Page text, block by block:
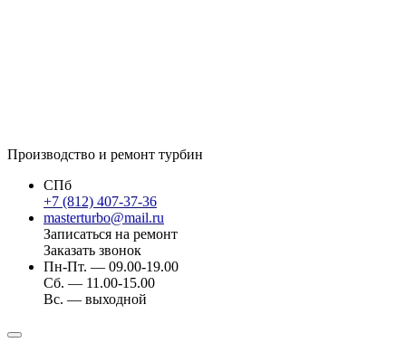
Производство и ремонт турбин
СПб
+7 (812) 407-37-36
masterturbo@mail.ru
Записаться на ремонт
Заказать звонок
Пн-Пт. — 09.00-19.00
Сб. — 11.00-15.00
Вс. — выходной